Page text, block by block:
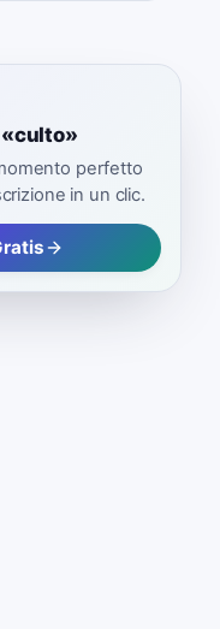
perfetto
in un clic.